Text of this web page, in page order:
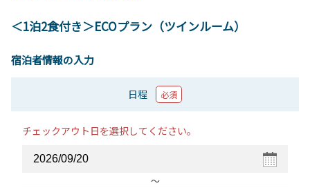
＜1泊2食付き＞ECOプラン（ツインルーム）
宿泊者情報の入力
日程 必須
チェックアウト日を選択してください。
〜